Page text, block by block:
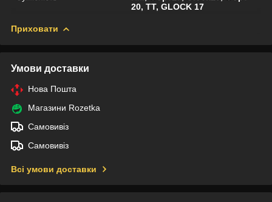
20, ТТ, GLOCK 17
Приховати
Умови доставки
Нова Пошта
Магазини Rozetka
Самовивіз
Самовивіз
Всі умови доставки